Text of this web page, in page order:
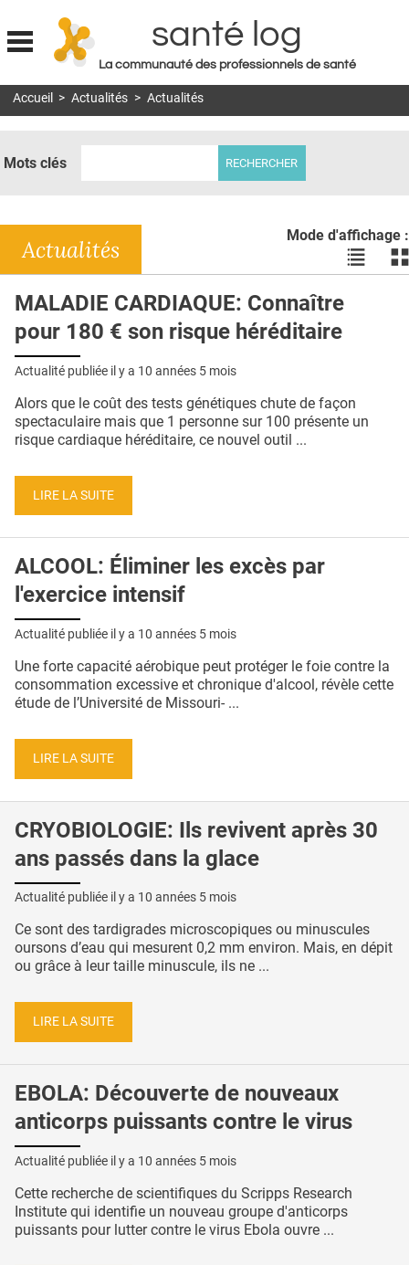
Jump to navigation
santé log
La communauté des professionnels de santé
MON COMPTE
DOSSIERS
RÉSEAUX
E-REVUE SAD
THÉMA
QUI SOMMES-NOUS ?
CONDITIONS GÉNÉRALES
CRÉDITS
Accueil > Actualités > Actualités
Mots clés
Mode d'affichage :
Voir
les
les
Actualités
MALADIE CARDIAQUE: Connaître
pour 180 € son risque héréditaire
Actualité publiée il y a 10 années 5 mois
Alors que le coût des tests génétiques chute de façon
spectaculaire mais que 1 personne sur 100 présente un
risque cardiaque héréditaire, ce nouvel outil ...
LIRE LA SUITE
ALCOOL: Éliminer les excès par
l'exercice intensif
Actualité publiée il y a 10 années 5 mois
Une forte capacité aérobique peut protéger le foie contre la
consommation excessive et chronique d'alcool, révèle cette
étude de l’Université de Missouri- ...
LIRE LA SUITE
CRYOBIOLOGIE: Ils revivent après 30
ans passés dans la glace
Actualité publiée il y a 10 années 5 mois
Ce sont des tardigrades microscopiques ou minuscules
oursons d’eau qui mesurent 0,2 mm environ. Mais, en dépit
ou grâce à leur taille minuscule, ils ne ...
LIRE LA SUITE
EBOLA: Découverte de nouveaux
anticorps puissants contre le virus
Actualité publiée il y a 10 années 5 mois
Cette recherche de scientifiques du Scripps Research
Institute qui identifie un nouveau groupe d'anticorps
puissants pour lutter contre le virus Ebola ouvre ...